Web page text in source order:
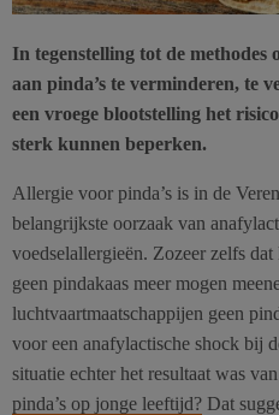
In tegenstelling tot de
aan pinda’s te verminderen, te
een vroege blootstelling het
sterk kunnen beperken.
Allergie voor pinda’s is in de
belangrijkste oorzaak van
voedselallergieën. Zozeer zelfs
geen pindakaas meer mogen
luchtvaartmaatschappijen geen
voor een anafylactische shock bij
situatie echter het resultaat was
pinda’s op jonge leeftijd? Dat